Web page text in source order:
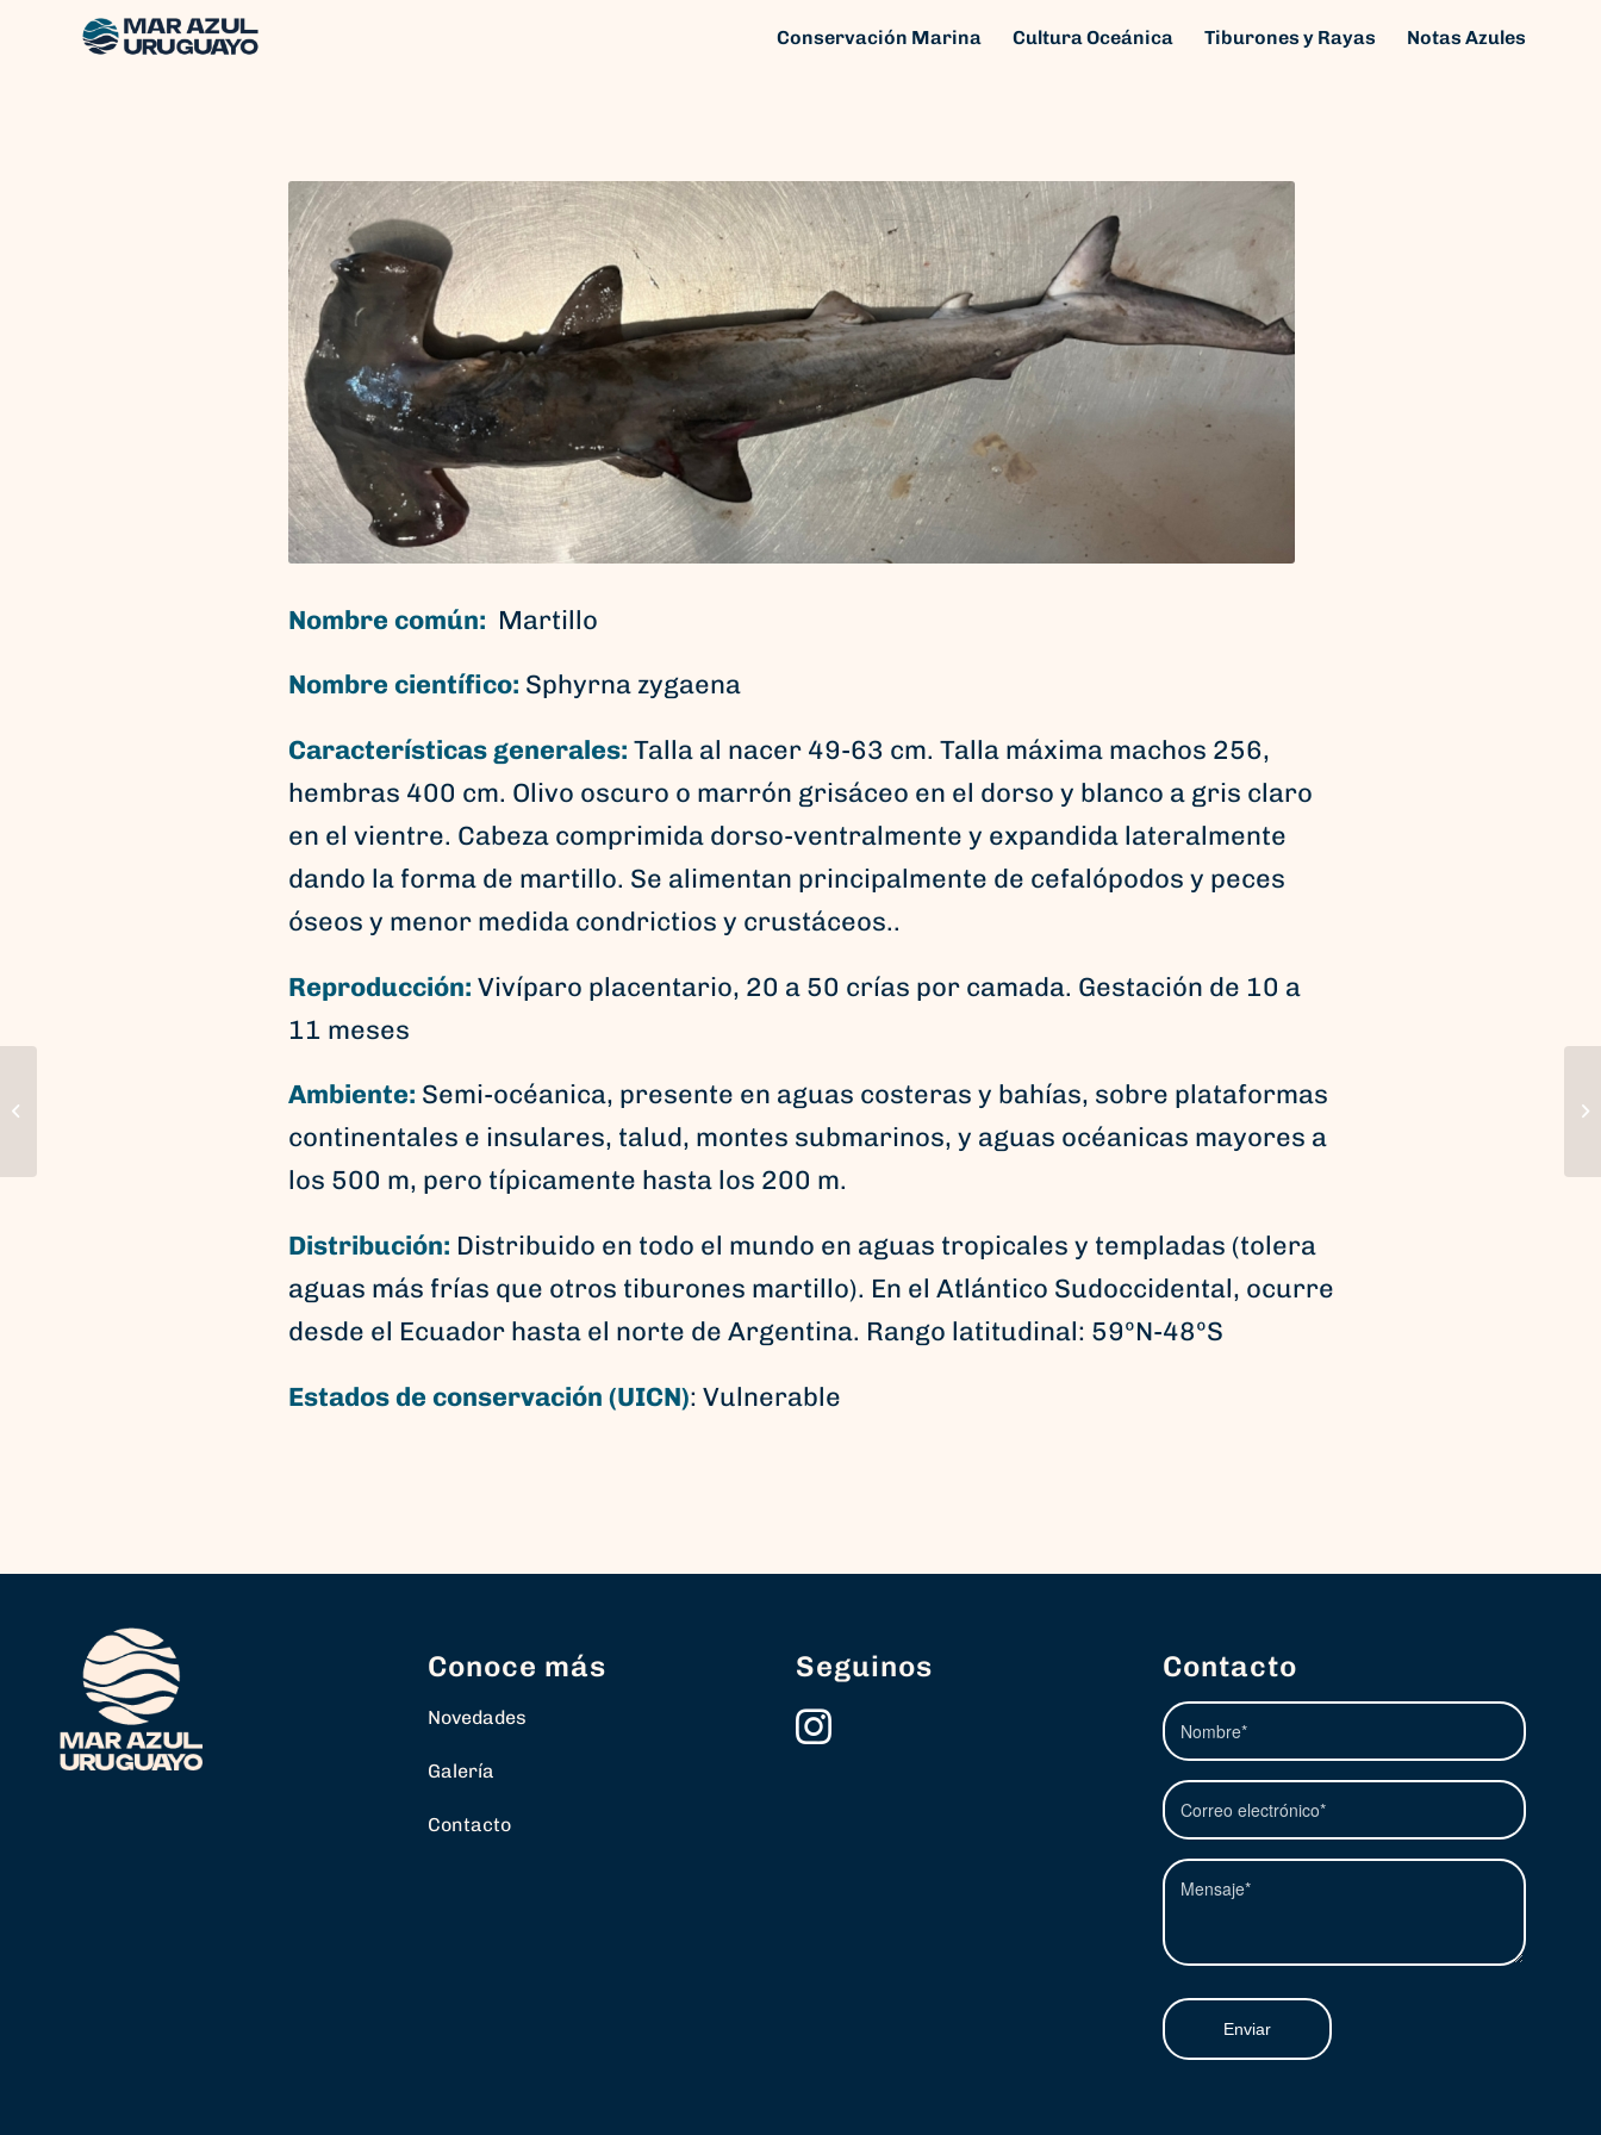
Conservación Marina Cultura Oceánica Tiburones y Rayas Notas Azules
Nombre común: Martillo
Nombre científico: Sphyrna zygaena
Características generales: Talla al nacer 49-63 cm. Talla máxima machos 256,
hembras 400 cm. Olivo oscuro o marrón grisáceo en el dorso y blanco a gris claro
en el vientre. Cabeza comprimida dorso-ventralmente y expandida lateralmente
dando la forma de martillo. Se alimentan principalmente de cefalópodos y peces
óseos y menor medida condrictios y crustáceos..
Reproducción: Vivíparo placentario, 20 a 50 crías por camada. Gestación de 10 a
11 meses
Ambiente: Semi-océanica, presente en aguas costeras y bahías, sobre plataformas
continentales e insulares, talud, montes submarinos, y aguas océanicas mayores a
los 500 m, pero típicamente hasta los 200 m.
Distribución: Distribuido en todo el mundo en aguas tropicales y templadas (tolera
aguas más frías que otros tiburones martillo). En el Atlántico Sudoccidental, ocurre
desde el Ecuador hasta el norte de Argentina. Rango latitudinal: 59ºN-48ºS
Estados de conservación (UICN): Vulnerable
Conoce más
Novedades
Galería
Contacto
Seguinos Contacto